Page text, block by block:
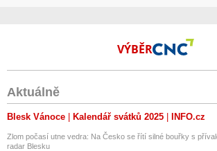
VÝBĚR
Aktuálně
Blesk Vánoce Kalendář svátků 2025 INFO.cz
Zlom počasí utne vedra: Na Česko se řítí silné bouřky s
radar Blesku